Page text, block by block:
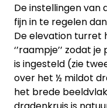
De instellingen van
fijn in te regelen
De elevation turret
‘’raampje’’ zodat
is ingesteld (zie
over het ½ mildot
het brede